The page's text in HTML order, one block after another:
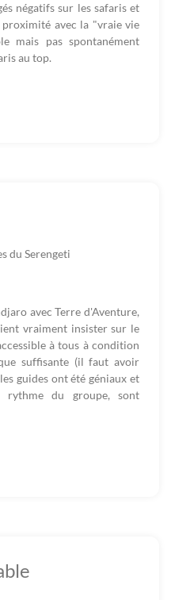
négatifs sur les safaris et
avec la "vraie vie
mais pas spontanément
au top.
du Serengeti
avec Terre d'Aventure,
vraiment insister sur le
à tous à condition
suffisante (il faut avoir
guides ont été géniaux et
rythme du groupe, sont